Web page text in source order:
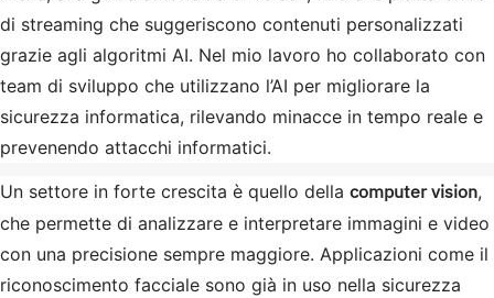
di streaming che suggeriscono contenuti personalizzati
grazie agli algoritmi AI. Nel mio lavoro ho collaborato con
team di sviluppo che utilizzano l’AI per migliorare la
sicurezza informatica, rilevando minacce in tempo reale e
prevenendo attacchi informatici.
Un settore in forte crescita è quello della computer vision,
che permette di analizzare e interpretare immagini e video
con una precisione sempre maggiore. Applicazioni come il
riconoscimento facciale sono già in uso nella sicurezza